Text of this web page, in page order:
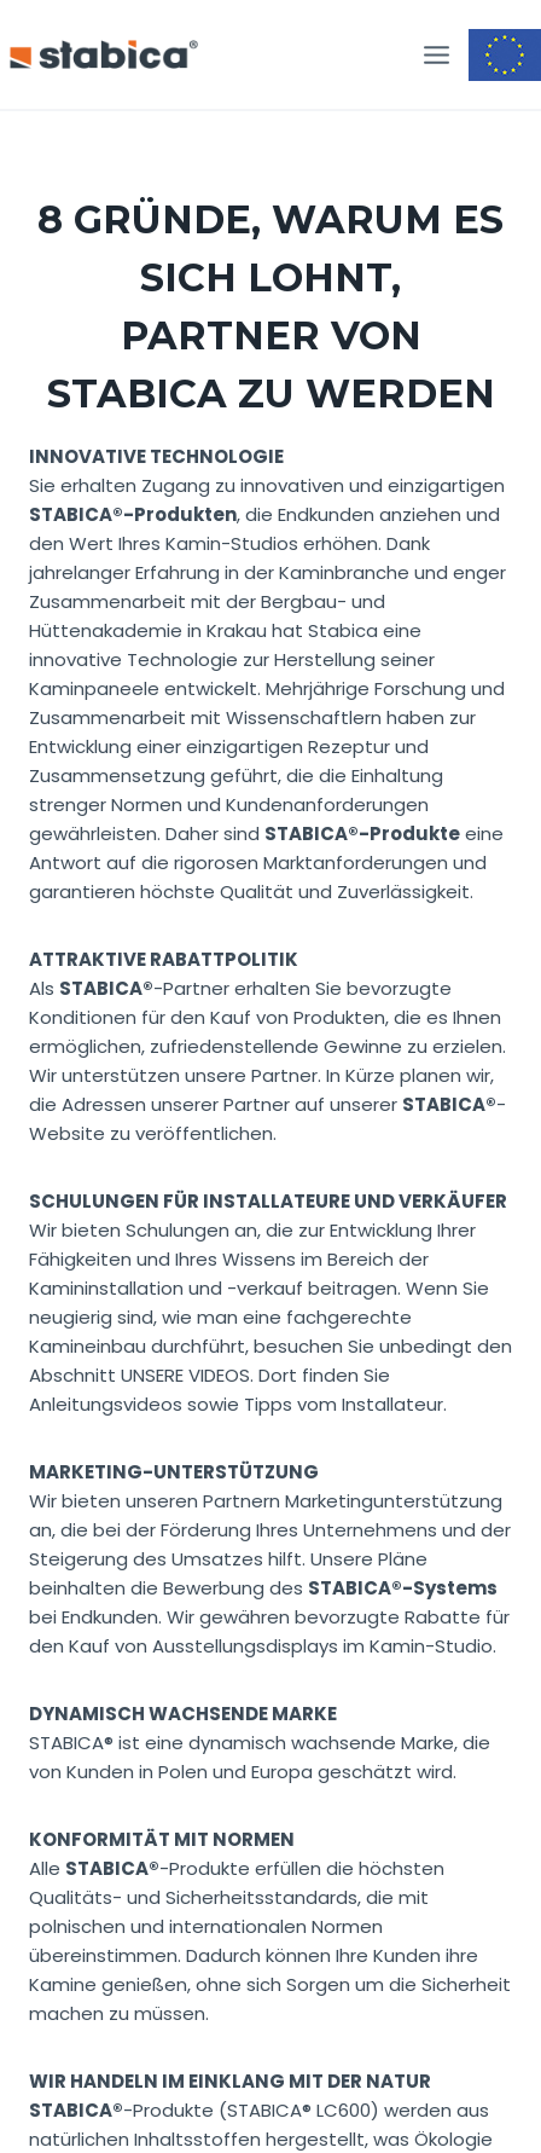
Inhalt
springen
8 GRÜNDE, WARUM ES
SICH LOHNT,
PARTNER VON
STABICA ZU WERDEN
INNOVATIVE TECHNOLOGIE
Sie erhalten Zugang zu innovativen und einzigartigen
STABICA®-Produkten, die Endkunden anziehen und
den Wert Ihres Kamin-Studios erhöhen. Dank
jahrelanger Erfahrung in der Kaminbranche und enger
Zusammenarbeit mit der Bergbau- und
Hüttenakademie in Krakau hat Stabica eine
innovative Technologie zur Herstellung seiner
Kaminpaneele entwickelt. Mehrjährige Forschung und
Zusammenarbeit mit Wissenschaftlern haben zur
Entwicklung einer einzigartigen Rezeptur und
Zusammensetzung geführt, die die Einhaltung
strenger Normen und Kundenanforderungen
gewährleisten. Daher sind STABICA®-Produkteeine
Antwort auf die rigorosen Marktanforderungen und
garantieren höchste Qualität und Zuverlässigkeit.
ATTRAKTIVE RABATTPOLITIK
Als STABICA®-Partner erhalten Sie bevorzugte
Konditionen für den Kauf von Produkten, die es Ihnen
ermöglichen, zufriedenstellende Gewinne zu erzielen.
Wir unterstützen unsere Partner. In Kürze planen wir,
die Adressen unserer Partner auf unserer STABICA®-
Website zu veröffentlichen.
SCHULUNGEN FÜR INSTALLATEURE UND VERKÄUFER
Wir bieten Schulungen an, die zur Entwicklung Ihrer
Fähigkeiten und Ihres Wissens im Bereich der
Kamininstallation und -verkauf beitragen. Wenn Sie
neugierig sind, wie man eine fachgerechte
Kamineinbau durchführt, besuchen Sie unbedingt den
Abschnitt UNSERE VIDEOS. Dort finden Sie
Anleitungsvideos sowie Tipps vom Installateur.
MARKETING-UNTERSTÜTZUNG
Wir bieten unseren Partnern Marketingunterstützung
an, die bei der Förderung Ihres Unternehmens und der
Steigerung des Umsatzes hilft. Unsere Pläne
beinhalten die Bewerbung des STABICA®-Systems
bei Endkunden. Wir gewähren bevorzugte Rabatte für
den Kauf von Ausstellungsdisplays im Kamin-Studio.
DYNAMISCH WACHSENDE MARKE
STABICA® ist eine dynamisch wachsende Marke, die
von Kunden in Polen und Europa geschätzt wird.
KONFORMITÄT MIT NORMEN
Alle STABICA®-Produkte erfüllen die höchsten
Qualitäts- und Sicherheitsstandards, die mit
polnischen und internationalen Normen
übereinstimmen. Dadurch können Ihre Kunden ihre
Kamine genießen, ohne sich Sorgen um die Sicherheit
machen zu müssen.
WIR HANDELN IM EINKLANG MIT DER NATUR
STABICA®-Produkte (STABICA® LC600) werden aus
natürlichen Inhaltsstoffen hergestellt, was Ökologie